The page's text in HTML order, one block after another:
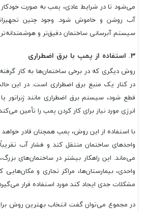
می‌شود تا در شرایط عادی، پمپ به صورت
آب روشن و خاموش شود. وجود چنین
سیستم آبرسانی ساختمان دقیق‌تر و
3. استفاده از پمپ با برق اضطراری
روش دیگری که در برخی ساختمان‌ها به کار
در کنار یک منبع برق اضطراری است. در این
انرژی مورد نیاز برای کار کردن پمپ را تأمین
با استفاده از این روش، پمپ همچنان قادر
واحدهای ساختمان منتقل کند و فشار آب
می‌ماند. این راهکار بیشتر در ساختمان‌های
واحدی، بیمارستان‌ها، مراکز تجاری و
مشکلات جدی ایجاد کند مورد استفاده قرار
در مجموع می‌توان گفت انتخاب بهترین روش